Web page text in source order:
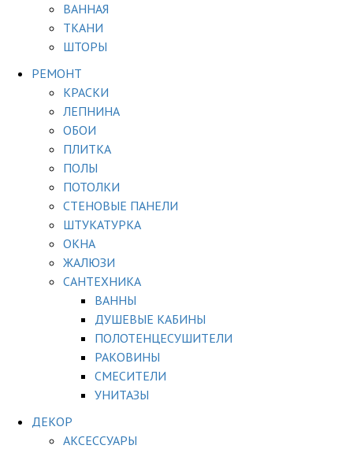
ВАННАЯ
ТКАНИ
ШТОРЫ
РЕМОНТ
КРАСКИ
ЛЕПНИНА
ОБОИ
ПЛИТКА
ПОЛЫ
ПОТОЛКИ
СТЕНОВЫЕ ПАНЕЛИ
ШТУКАТУРКА
ОКНА
ЖАЛЮЗИ
САНТЕХНИКА
ВАННЫ
ДУШЕВЫЕ КАБИНЫ
ПОЛОТЕНЦЕСУШИТЕЛИ
РАКОВИНЫ
СМЕСИТЕЛИ
УНИТАЗЫ
ДЕКОР
АКСЕССУАРЫ